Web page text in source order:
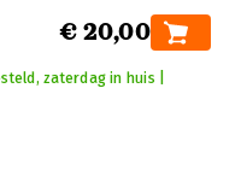
€ 20,00
zaterdag in huis |